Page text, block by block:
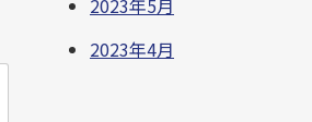
2023年5月
2023年4月